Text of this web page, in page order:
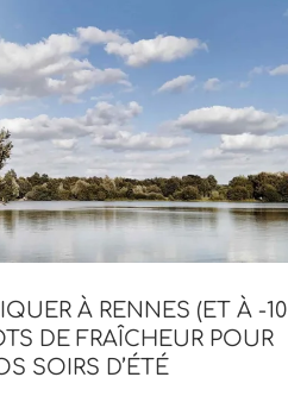
À RENNES (ET À -10
DE FRAÎCHEUR POUR
SOIRS D’ÉTÉ